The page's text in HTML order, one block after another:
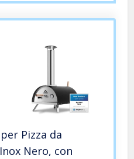
Pizza da
Nero, con